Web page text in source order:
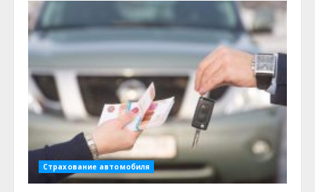
Страхование автомобиля